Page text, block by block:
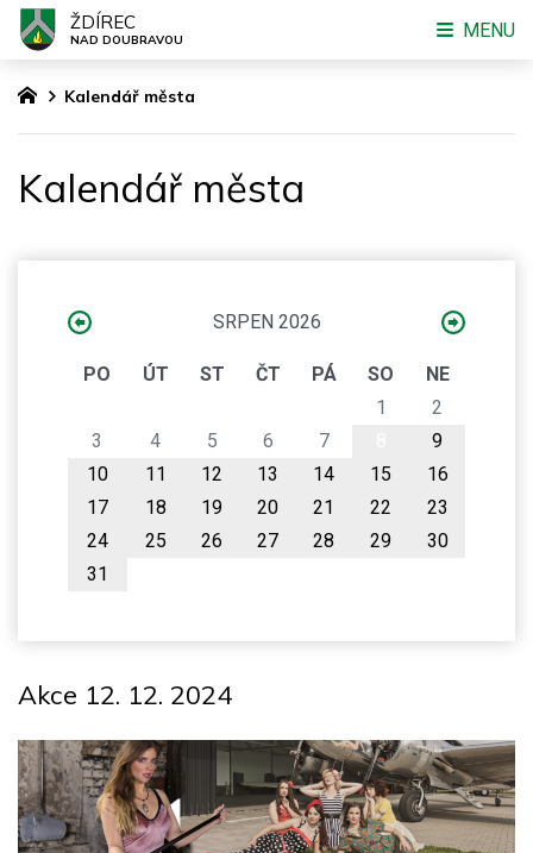
Kalendář města
Kalendář města
SRPEN 2026
PO ÚT ST ČT PÁ SO
NE
1
2
3
4 5 6 7
9
10
11 12 13 14 15
16
17
18 19 20 21 22
23
24
25 26 27 28 29
30
31
Akce 12. 12. 2024
ŽDÍREC
NAD DOUBRAVOU MENU